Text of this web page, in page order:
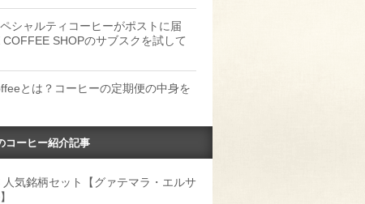
シャルティコーヒーがポストに届
COFFEE SHOPのサブスクを試して
とは？コーヒーの定期便の中身を
コーヒー紹介記事
人気銘柄セット【グァテマラ・エルサ